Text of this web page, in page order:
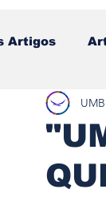
Artigos
Influência na
Doutrina